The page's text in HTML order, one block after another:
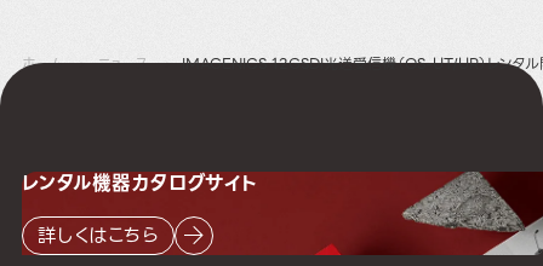
ホーム ニュース IMAGENICS 12GSDI光送受信機（OS-UT/UR）レンタ
レンタル機器カタログサイト
詳しくはこちら